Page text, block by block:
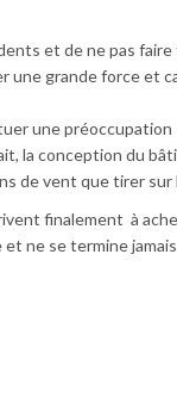
et de ne pas
une grande force et
une
la conception du
de vent que tirer
finalement à
ne se termine